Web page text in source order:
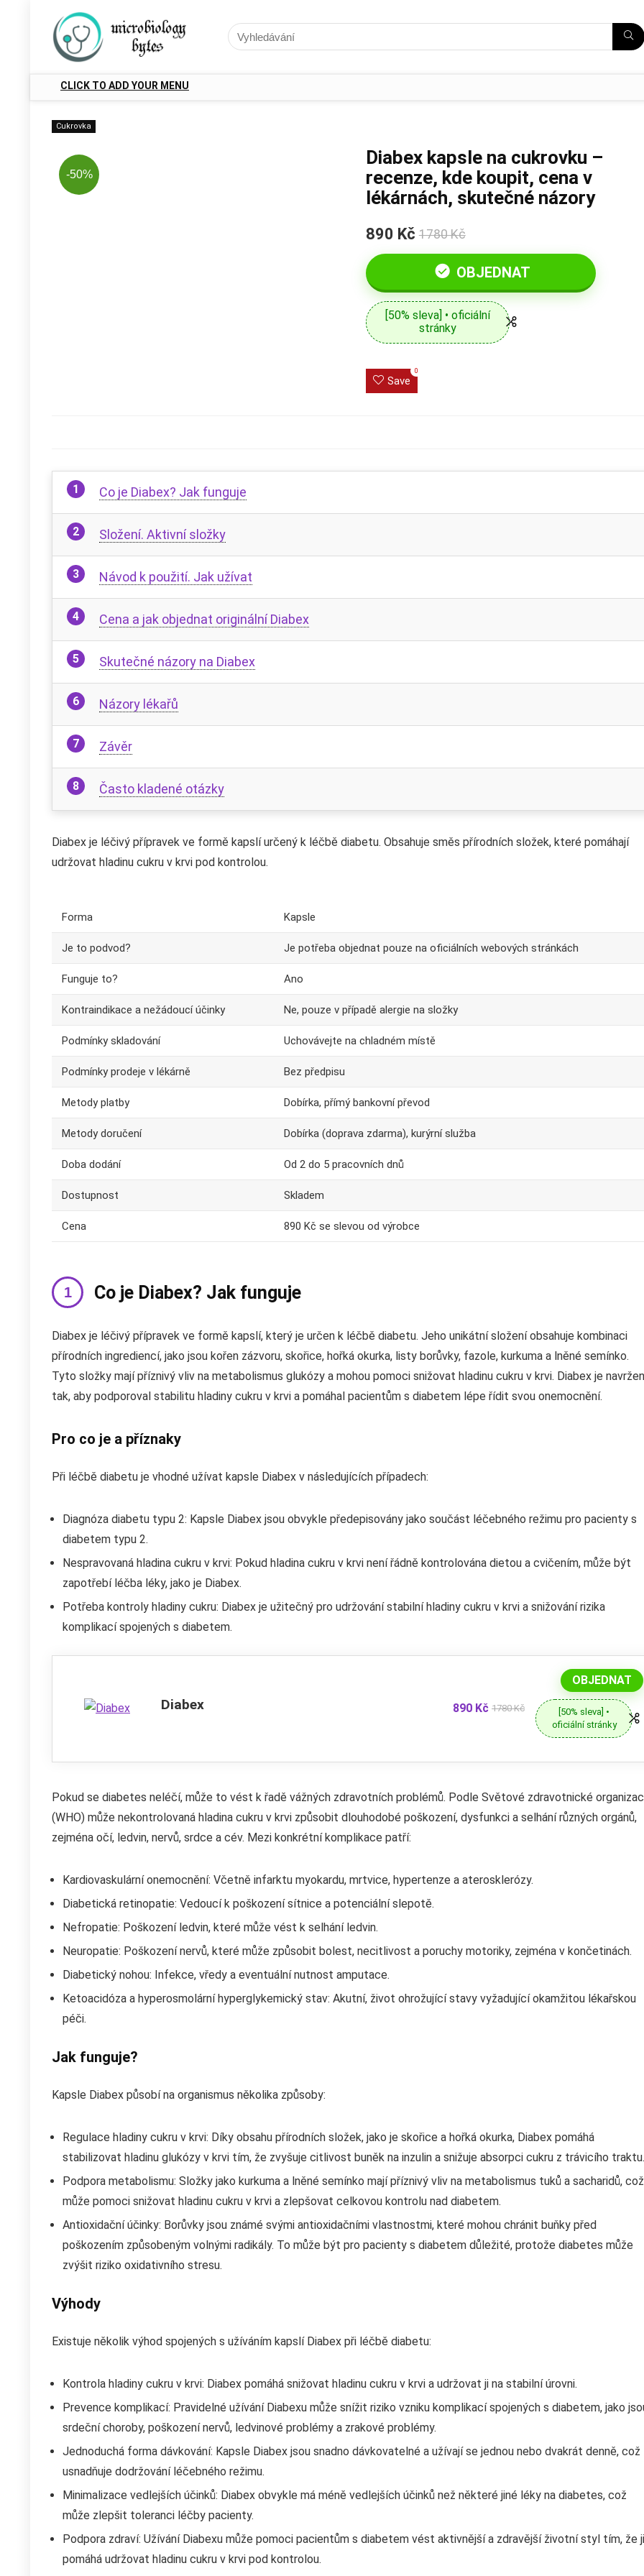
CLICK TO ADD YOUR MENU
Cukrovka
-50%
Diabex kapsle na cukrovku –
recenze, kde koupit, cena v
lékárnách, skutečné názory
890 Kč 1780 Kč
OBJEDNAT
[50% sleva] • oficiální
stránky
Save
0
Co je Diabex? Jak funguje
Složení. Aktivní složky
Návod k použití. Jak užívat
Cena a jak objednat originální Diabex
Skutečné názory na Diabex
Názory lékařů
Závěr
Často kladené otázky
Diabex je léčivý přípravek ve formě kapslí určený k léčbě diabetu. Obsahuje směs přírodních složek, které pomáhají
udržovat hladinu cukru v krvi pod kontrolou.
Forma Kapsle
Je to podvod? Je potřeba objednat pouze na oficiálních webových stránkách
Funguje to? Ano
Kontraindikace a nežádoucí účinky Ne, pouze v případě alergie na složky
Podmínky skladování Uchovávejte na chladném místě
Podmínky prodeje v lékárně Bez předpisu
Metody platby Dobírka, přímý bankovní převod
Metody doručení Dobírka (doprava zdarma), kurýrní služba
Doba dodání Od 2 do 5 pracovních dnů
Dostupnost Skladem
Cena 890 Kč se slevou od výrobce
Co je Diabex? Jak funguje
Diabex je léčivý přípravek ve formě kapslí, který je určen k léčbě diabetu. Jeho unikátní složení obsahuje kombinaci
přírodních ingrediencí, jako jsou kořen zázvoru, skořice, hořká okurka, listy borůvky, fazole, kurkuma a lněné semínko.
Tyto složky mají příznivý vliv na metabolismus glukózy a mohou pomoci snižovat hladinu cukru v krvi. Diabex je navržen
tak, aby podporoval stabilitu hladiny cukru v krvi a pomáhal pacientům s diabetem lépe řídit svou onemocnění.
Pro co je a příznaky
Při léčbě diabetu je vhodné užívat kapsle Diabex v následujících případech:
Diagnóza diabetu typu 2: Kapsle Diabex jsou obvykle předepisovány jako součást léčebného režimu pro pacienty s
diabetem typu 2.
Nespravovaná hladina cukru v krvi: Pokud hladina cukru v krvi není řádně kontrolována dietou a cvičením, může být
zapotřebí léčba léky, jako je Diabex.
Potřeba kontroly hladiny cukru: Diabex je užitečný pro udržování stabilní hladiny cukru v krvi a snižování rizika
komplikací spojených s diabetem.
Diabex 890 Kč 1780 Kč
OBJEDNAT
[50% sleva] •
oficiální stránky
Pokud se diabetes neléčí, může to vést k řadě vážných zdravotních problémů. Podle Světové zdravotnické
(WHO) může nekontrolovaná hladina cukru v krvi způsobit dlouhodobé poškození, dysfunkci a selhání různých orgánů,
zejména očí, ledvin, nervů, srdce a cév. Mezi konkrétní komplikace patří:
Kardiovaskulární onemocnění: Včetně infarktu myokardu, mrtvice, hypertenze a aterosklerózy.
Diabetická retinopatie: Vedoucí k poškození sítnice a potenciální slepotě.
Nefropatie: Poškození ledvin, které může vést k selhání ledvin.
Neuropatie: Poškození nervů, které může způsobit bolest, necitlivost a poruchy motoriky, zejména v končetinách.
Diabetický nohou: Infekce, vředy a eventuální nutnost amputace.
Ketoacidóza a hyperosmolární hyperglykemický stav: Akutní, život ohrožující stavy vyžadující okamžitou lékařskou
péči.
Jak funguje?
Kapsle Diabex působí na organismus několika způsoby:
Regulace hladiny cukru v krvi: Díky obsahu přírodních složek, jako je skořice a hořká okurka, Diabex pomáhá
stabilizovat hladinu glukózy v krvi tím, že zvyšuje citlivost buněk na inzulin a snižuje absorpci cukru z trávicího traktu.
Podpora metabolismu: Složky jako kurkuma a lněné semínko mají příznivý vliv na metabolismus tuků a sacharidů, což
může pomoci snižovat hladinu cukru v krvi a zlepšovat celkovou kontrolu nad diabetem.
Antioxidační účinky: Borůvky jsou známé svými antioxidačními vlastnostmi, které mohou chránit buňky před
poškozením způsobeným volnými radikály. To může být pro pacienty s diabetem důležité, protože diabetes může
zvýšit riziko oxidativního stresu.
Výhody
Existuje několik výhod spojených s užíváním kapslí Diabex při léčbě diabetu:
Kontrola hladiny cukru v krvi: Diabex pomáhá snižovat hladinu cukru v krvi a udržovat ji na stabilní úrovni.
Prevence komplikací: Pravidelné užívání Diabexu může snížit riziko vzniku komplikací spojených s diabetem, jako
srdeční choroby, poškození nervů, ledvinové problémy a zrakové problémy.
Jednoduchá forma dávkování: Kapsle Diabex jsou snadno dávkovatelné a užívají se jednou nebo dvakrát denně, což
usnadňuje dodržování léčebného režimu.
Minimalizace vedlejších účinků: Diabex obvykle má méně vedlejších účinků než některé jiné léky na diabetes, což
může zlepšit toleranci léčby pacienty.
Podpora zdraví: Užívání Diabexu může pomoci pacientům s diabetem vést aktivnější a zdravější životní styl tím, že
pomáhá udržovat hladinu cukru v krvi pod kontrolou.